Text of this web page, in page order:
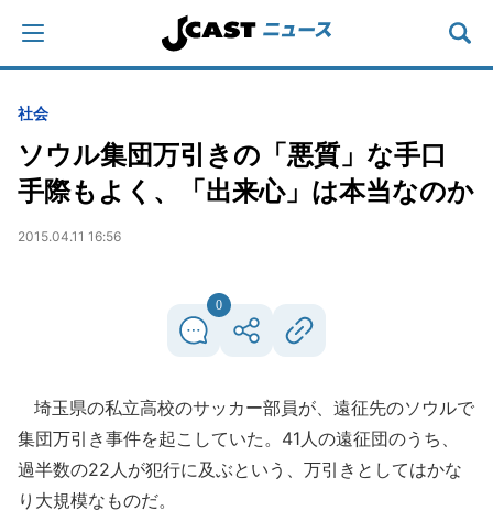
社会
ソウル集団万引きの「悪質」な手口
手際もよく、「出来心」は本当なのか
2015.04.11 16:56
0
埼玉県の私立高校のサッカー部員が、遠征先のソウルで
集団万引き事件を起こしていた。41人の遠征団のうち、
過半数の22人が犯行に及ぶという、万引きとしてはかな
り大規模なものだ。